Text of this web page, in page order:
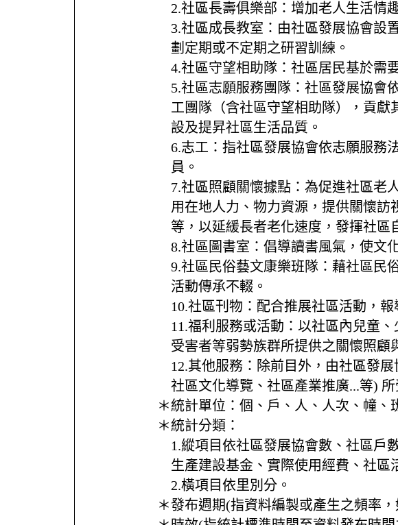
2.社區長壽俱樂部：增加老人生活情
3.社區成長教室：由社區發展協會設
劃定期或不定期之研習訓練。
4.社區守望相助隊：社區居民基於需
5.社區志願服務團隊：社區發展協會
工團隊（含社區守望相助隊），貢
設及提昇社區生活品質。
6.志工：指社區發展協會依志願服務
員。
7.社區照顧關懷據點：為促進社區老
用在地人力、物力資源，提供關懷
等，以延緩長者老化速度，發揮社區
8.社區圖書室：倡導讀書風氣，使文
9.社區民俗藝文康樂班隊：藉社區民
活動傳承不輟。
10.社區刊物：配合推展社區活動，
11.福利服務或活動：以社區內兒童
受害者等弱勢族群所提供之關懷照顧
12.其他服務：除前目外，由社區發
社區文化導覽、社區產業推廣...等) 所
＊統計單位： 個、戶、人、人次、幢、
＊統計分類：
1.縱項目依社區發展協會數、社區戶
生產建設基金、實際使用經費、社區
2.橫項目依里別分。
＊發布週期(指資料編製或產生之頻率，